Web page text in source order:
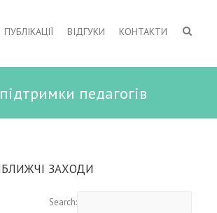
ПУБЛІКАЦІЇ ВІДГУКИ КОНТАКТИ
педагогів
ЗАХОДИ
Search: